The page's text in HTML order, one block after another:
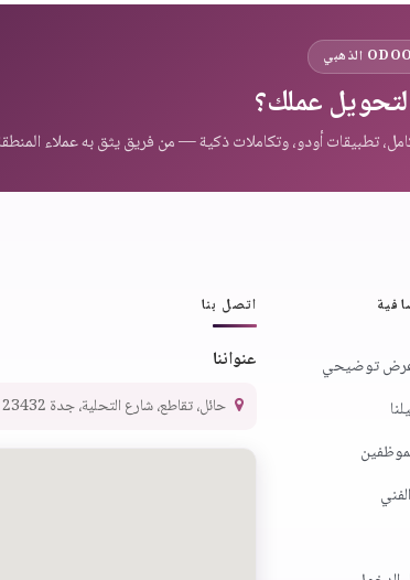
عملك؟
اتصل بنا
عنواننا
حائل، تقاطع، شارع التحلية، جدة 23432
توضيحي